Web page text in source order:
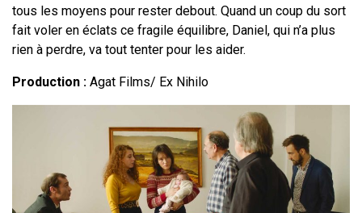
tous les moyens pour rester debout. Quand un coup du sort
fait voler en éclats ce fragile équilibre, Daniel, qui n’a plus
rien à perdre, va tout tenter pour les aider.
Production : Agat Films/ Ex Nihilo